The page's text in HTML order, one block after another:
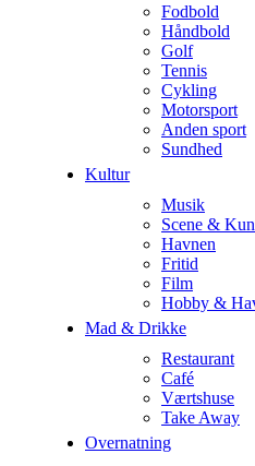
Fodbold
Håndbold
Golf
Tennis
Cykling
Motorsport
Anden sport
Sundhed
Kultur
Musik
Scene &
Havnen
Fritid
Film
Hobby &
Mad & Drikke
Restaurant
Café
Værtshuse
Take Away
Overnatning